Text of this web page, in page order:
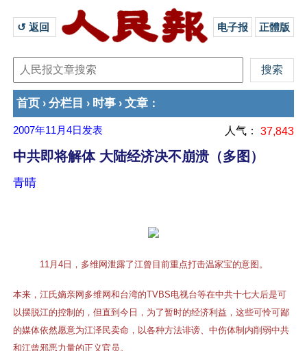
↺ 返回 电子报 正體版
首页 › 分栏目 › 时事 › 文章 ：
2007年11月4日 发表 人气： 37,843
中共即将解体 大陆经济决不崩溃（多图）
青晴
11月4日，多维网泄露了江曾目前重点打击温家宝的意图。
本来，江氏嫡亲网多维网和台湾的TVBS电视台等在中共十七大后是可
以摆脱江的控制的，但直到今日，为了暂时的经济利益，这些可怜可鄙
的媒体依然愿意为江泽民卖命，以各种方法诽谤、中伤体制内削弱中共
和江曾邪恶力量的正义官员。